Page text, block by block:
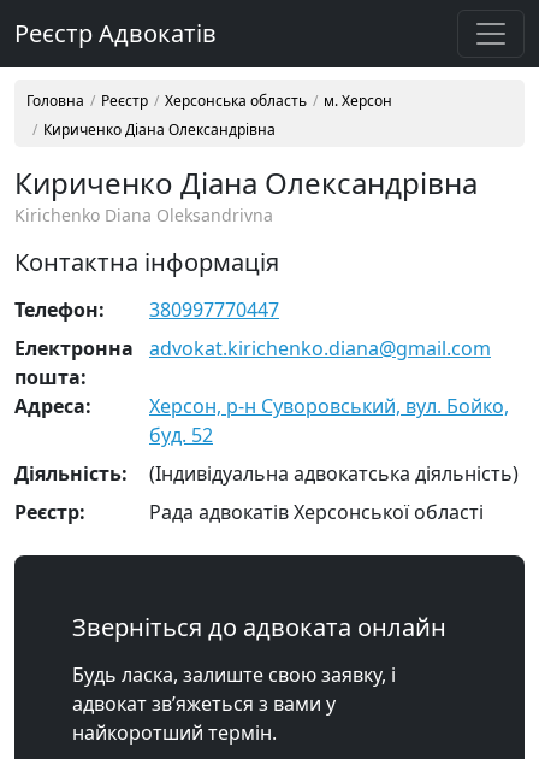
Реєстр Адвокатів
Головна Реєстр Херсонська область
м. Херсон
Кириченко Діана Олександрівна
Кириченко Діана Олександрівна
Kirichenko Diana Oleksandrivna
Контактна інформація
Телефон:
380997770447
Електронна
пошта:
advokat.kirichenko.diana@gmail.com
Адреса:
Херсон, р-н Суворовський, вул. Бойко,
буд. 52
Діяльність:
(Індивідуальна адвокатська діяльність)
Реєстр:
Рада адвокатів Херсонської області
Зверніться до адвоката онлайн
Будь ласка, залиште свою заявку, і
адвокат зв’яжеться з вами у
найкоротший термін.